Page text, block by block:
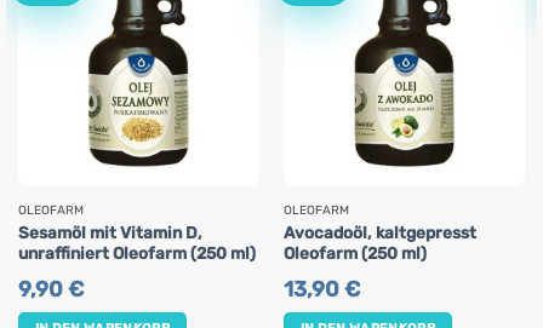
OLEOFARM
Sesamöl mit Vitamin D,
unraffiniert Oleofarm (250 ml)
9,90€
OLEOFARM
Avocadoöl, kaltgepresst
Oleofarm (250 ml)
13,90€